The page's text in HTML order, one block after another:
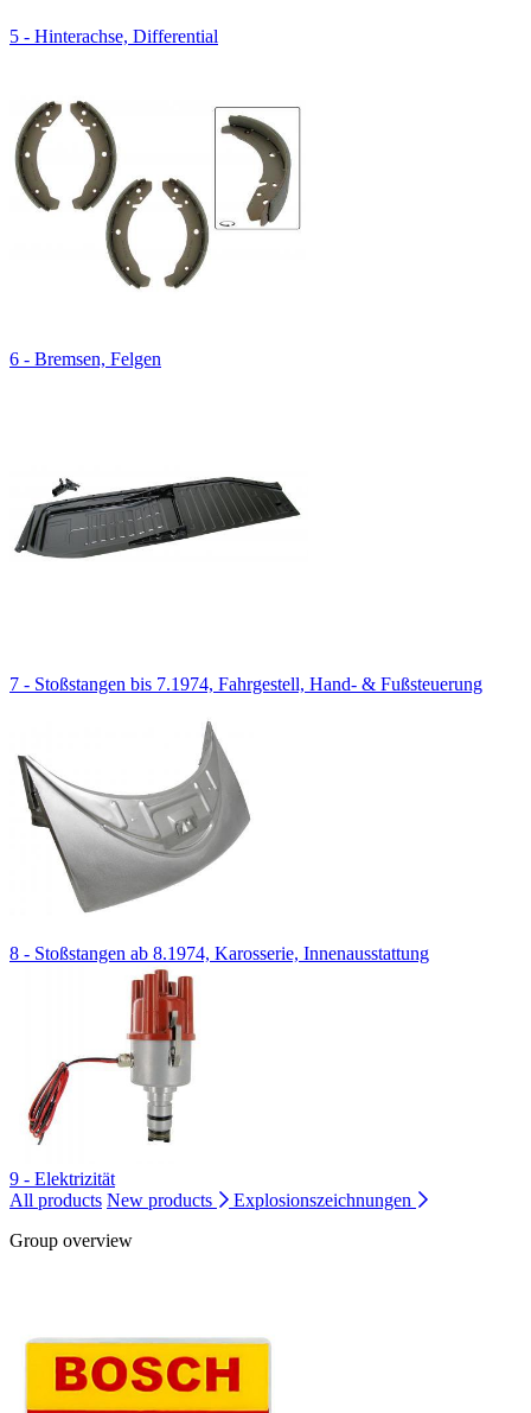
5 - Hinterachse, Differential
6 - Bremsen, Felgen
7 - Stoßstangen bis 7.1974, Fahrgestell, Hand- & Fußsteuerung
8 - Stoßstangen ab 8.1974, Karosserie, Innenausstattung
9 - Elektrizität
All products New products
Explosionszeichnungen
Group overview